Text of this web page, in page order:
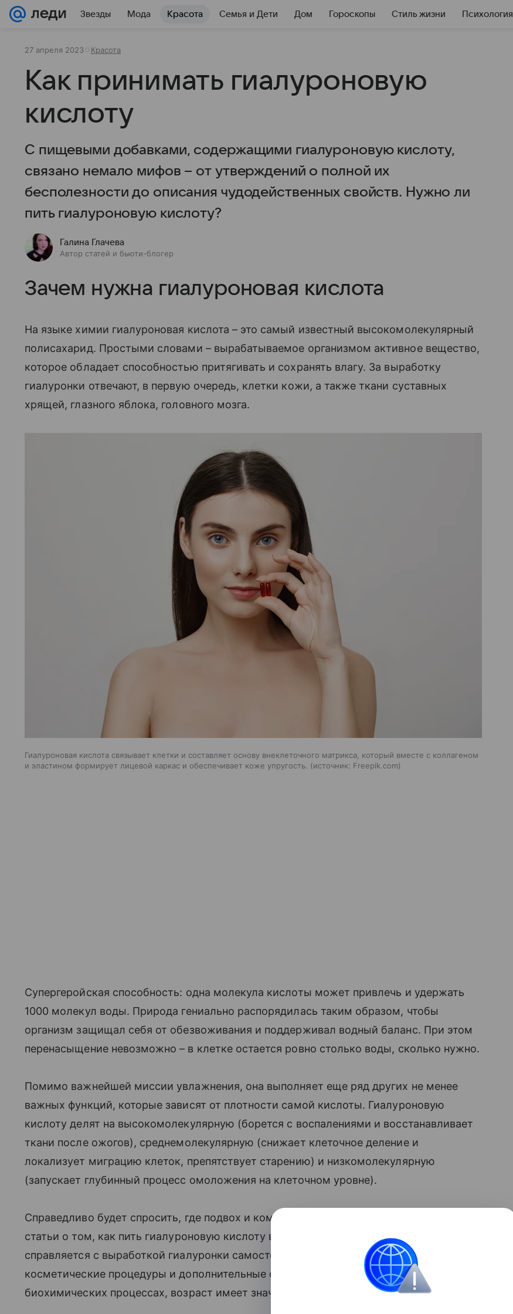
Звезды Мода Красота Семья и Дети Дом Гороскопы Стиль жизни Психология
27 апреля 2023 Красота
Как принимать гиалуроновую
кислоту
С пищевыми добавками, содержащими гиалуроновую кислоту,
связано немало мифов – от утверждений о полной их
бесполезности до описания чудодейственных свойств. Нужно ли
пить гиалуроновую кислоту?
Галина Глачева
Автор статей и бьюти-блогер
Зачем нужна гиалуроновая кислота
На языке химии гиалуроновая кислота – это самый известный высокомолекулярный
полисахарид. Простыми словами – вырабатываемое организмом активное вещество,
которое обладает способностью притягивать и сохранять влагу. За выработку
гиалуронки отвечают, в первую очередь, клетки кожи, а также ткани суставных
хрящей, глазного яблока, головного мозга.
Гиалуроновая кислота связывает клетки и составляет основу внеклеточного матрикса, который вместе с коллагеном
и эластином формирует лицевой каркас и обеспечивает коже упругость.
источник: Freepik.com
Супергеройская способность: одна молекула кислоты может привлечь и удержать
1000 молекул воды. Природа гениально распорядилась таким образом, чтобы
организм защищал себя от обезвоживания и поддерживал водный баланс. При этом
перенасыщение невозможно – в клетке остается ровно столько воды, сколько нужно.
Помимо важнейшей миссии увлажнения, она выполняет еще ряд других не менее
важных функций, которые зависят от плотности самой кислоты. Гиалуроновую
кислоту делят на высокомолекулярную (борется с воспалениями и восстанавливает
ткани после ожогов), среднемолекулярную (снижает клеточное деление и
локализует миграцию клеток, препятствует старению) и низкомолекулярную
(запускает глубинный процесс омоложения на клеточном уровне).
Справедливо будет спросить, где подвох и кому тогда нужны все эти многочисленные
статьи о том, как пить гиалуроновую кислоту в капсулах? Если умный организм
справляется с выработкой гиалуронки самостоятельно, то зачем тратиться на
косметические процедуры и дополнительные средства? Но, как и во многих других
биохимических процессах, возраст имеет значение.